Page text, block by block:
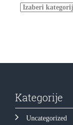
Kategorije
Uncategorized